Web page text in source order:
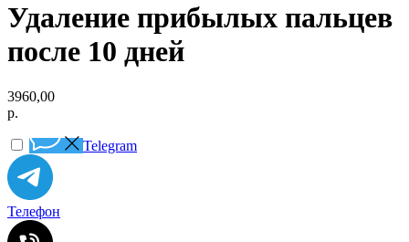
Удаление прибылых пальцев
после 10 дней
3960,00
р.
Telegram
Телефон